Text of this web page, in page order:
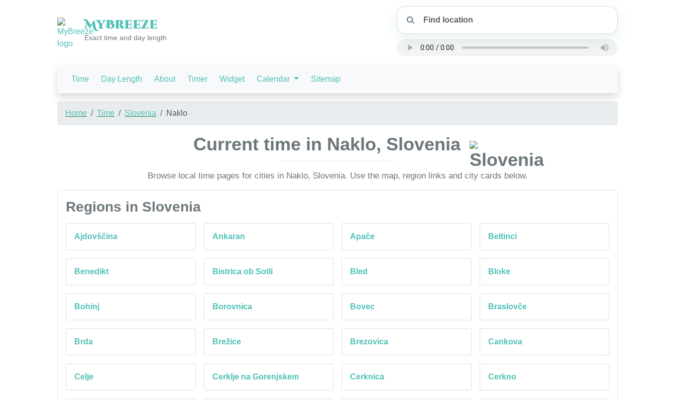
MyBreeze
Exact time and day length
Time Day Length About Timer Widget Calendar Sitemap
Home Time Slovenia Naklo
Current time in Naklo, Slovenia
Browse local time pages for cities in Naklo, Slovenia. Use the map, region links and city cards below.
Regions in Slovenia
Ajdovščina Ankaran Apače Beltinci
Benedikt Bistrica ob Sotli Bled Bloke
Bohinj Borovnica Bovec Braslovče
Brda Brežice Brezovica Cankova
Celje Cerklje na Gorenjskem Cerknica Cerkno